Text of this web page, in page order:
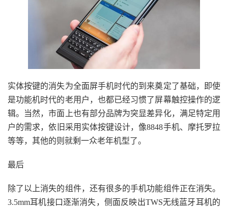
实体按键的消失为全面屏手机时代的到来奠定了基础，即使
是功能机时代的老用户，也都已经习惯了屏幕触控操作的逻
辑。当然，市面上也有部分品牌为突显差异化，满足特定用
户的需求，依旧采用实体按键设计，像8848手机、摩托罗拉
等等，其他的则就剩一众老年机型了。
最后
除了以上消失的组件，还有很多的手机功能组件正在消失。
3.5mm耳机接口逐渐消失，侧面反映出TWS无线蓝牙耳机的